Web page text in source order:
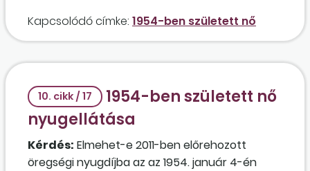
nyugdíjjárulékát. A második 1998. január 1-jétől
magánnyugdíjpénztár-tag volt, de 2010. január
1-jétől visszalépett az állami nyugdíjrendszerbe,
hozamát a magánnyugdíjpénztár átutalta az
állami nyugdíjrendszerbe. A harmadik 1998.
január 1-jétől 2011. február 28-ig volt
magánnyugdíjpénztár tagja, majd átkerült az
állami nyugdíjrendszerbe, és 2011
Kapcsolódó címke: 1954-ben született nő
10. cikk / 17
1954-ben született nő
nyugellátása
Kérdés: Elmehet-e 2011-ben előrehozott
öregségi nyugdíjba az az 1954. január 4-én